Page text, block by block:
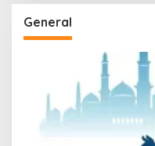
General